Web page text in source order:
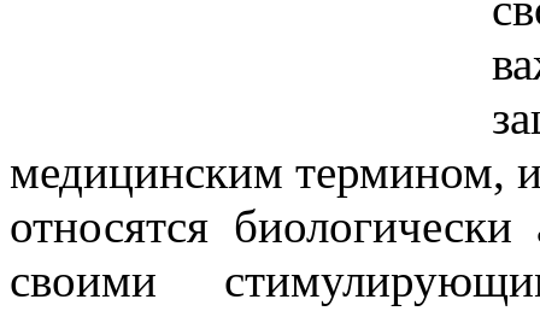
медицинским термином,
относятся
своими